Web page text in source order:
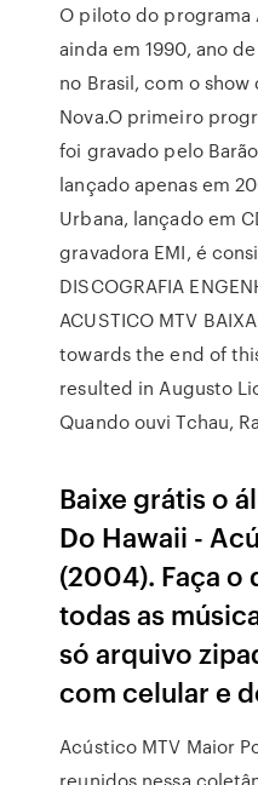
O piloto do programa
ainda em 1990, ano
no Brasil, com o
Nova.O primeiro
foi gravado pelo
lançado apenas em
Urbana, lançado em
gravadora EMI, é
DISCOGRAFIA
ACUSTICO MTV
towards the end of
resulted in Augusto
Quando ouvi Tchau,
Baixe grátis o
Do Hawaii -
(2004). Faça o
todas as
só arquivo
com celular e
Acústico MTV Maior
reunidos nessa